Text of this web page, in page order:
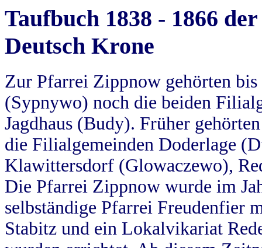
Taufbuch 1838 - 1866
Deutsch Krone
Zur Pfarrei Zippnow gehörten
(Sypnywo) noch die beiden
Jagdhaus (Budy). Früher
die Filialgemeinden Doderlage
Klawittersdorf (Glowaczewo),
Die Pfarrei Zippnow wurde im
selbständige Pfarrei Freudenfier
Stabitz und ein Lokalvikariat